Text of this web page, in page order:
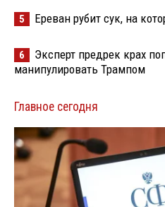
5 Ереван рубит сук, на
6
Эксперт предрек крах
манипулировать Трампом
Главное сегодня